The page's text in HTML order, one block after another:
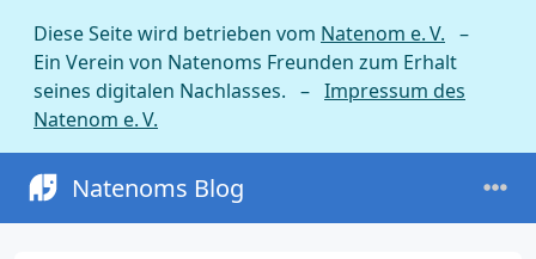
Diese Seite wird betrieben vom Natenom e. V. –
Ein Verein von Natenoms Freunden zum Erhalt
seines digitalen Nachlasses. – Impressum des
Natenom e. V.
Natenoms Blog